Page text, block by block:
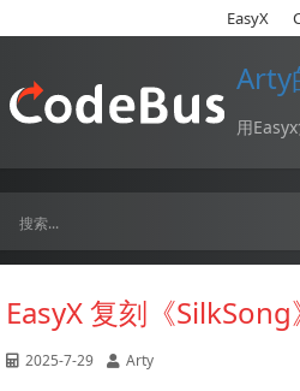
EasyX
Arty
用
EasyX 复刻《SilkSong
2025-7-29 Arty